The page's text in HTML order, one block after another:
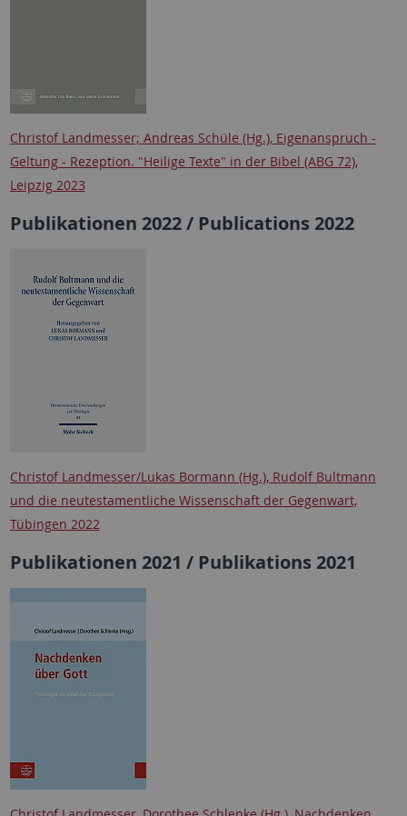
Christof Landmesser; Andreas Schüle (Hg.), Eigenanspruch -
Geltung - Rezeption. "Heilige Texte" in der Bibel (ABG 72),
Leipzig 2023
Publikationen 2022 / Publications 2022
Christof Landmesser/Lukas Bormann (Hg.), Rudolf Bultmann
und die neutestamentliche Wissenschaft der Gegenwart,
Tübingen 2022
Publikationen 2021 / Publikations 2021